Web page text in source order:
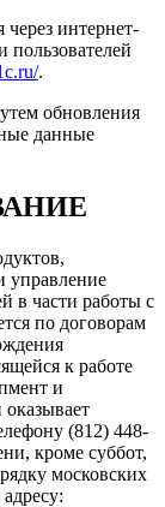
интернет-
пользователей
.
обновления
данные
управление
в части работы с
по договорам
к работе
и
(812) 448-
кроме суббот,
московских